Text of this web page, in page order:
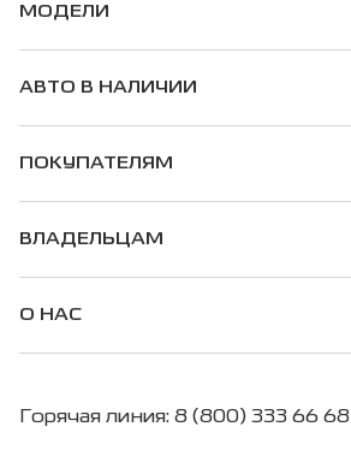
МОДЕЛИ
АВТО В НАЛИЧИИ
ПОКУПАТЕЛЯМ
ВЛАДЕЛЬЦАМ
О НАС
Горячая линия: 8 (800) 333 66 68